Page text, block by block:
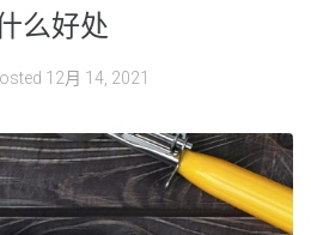
么好处
12月 14, 2021